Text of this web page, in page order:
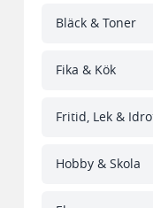
Bläck & Toner
Fika & Kök
Fritid, Lek &
Hobby & Skola